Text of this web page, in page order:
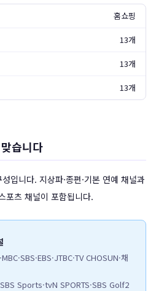
홈쇼핑
13개
13개
13개
습니다
입니다. 지상파·종편·기본 연예 채널과
포츠 채널이 포함됩니다.
CHOSUN·채
Sports·tvN SPORTS·SBS Golf2